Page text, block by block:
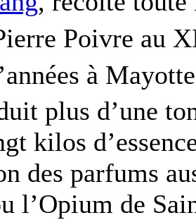
Poivre au
à
plus d’une
kilos
des parfums
l’Opium de